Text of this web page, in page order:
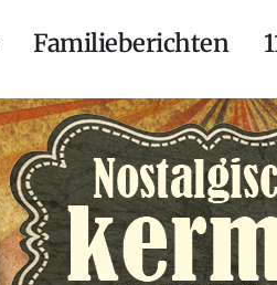
Familieberichten